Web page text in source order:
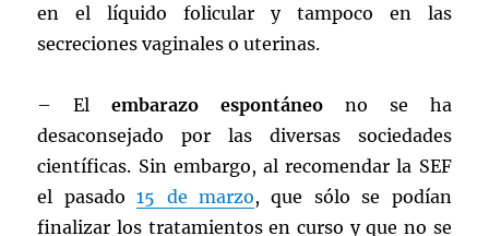
en el líquido folicular y tampoco en las
secreciones vaginales o uterinas.
– Elembarazo espontáneo no se ha
desaconsejado por las diversas sociedades
científicas. Sin embargo, al recomendar la SEF
el pasado15 de marzo, que sólo se podían
finalizar los tratamientos en curso y que no se